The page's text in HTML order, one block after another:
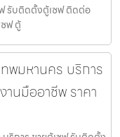
ฟ รับติดตั้งตู้เซฟ ติดต่อ
ฟ ตู้
พมหานคร บริการ
นมืออาชีพ ราคา